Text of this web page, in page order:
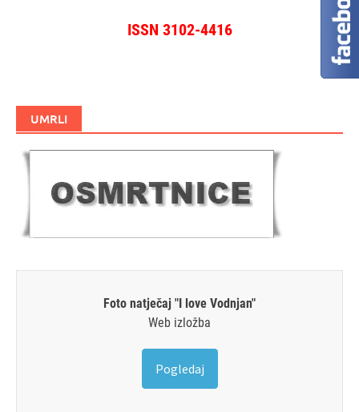
ISSN 3102-4416
UMRLI
Foto natječaj "I love Vodnjan"
Web izložba
Pogledaj